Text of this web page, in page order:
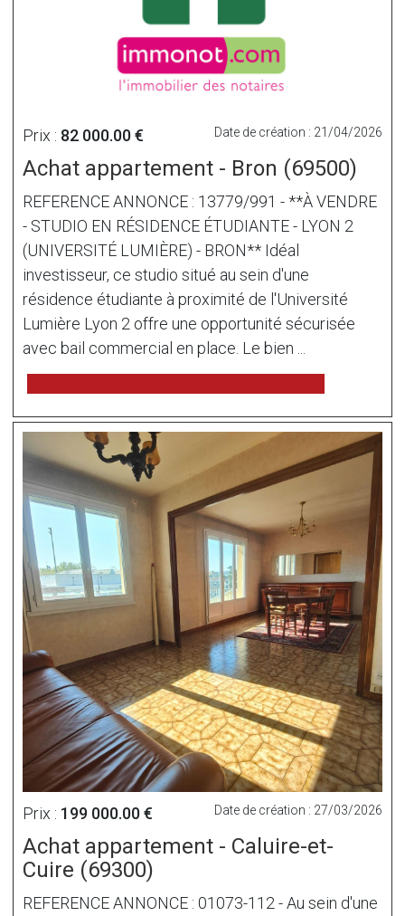
Prix : 82 000.00 € Date de création : 21/04/2026
Achat appartement - Bron (69500)
REFERENCE ANNONCE : 13779/991 - **À VENDRE
- STUDIO EN RÉSIDENCE ÉTUDIANTE - LYON 2
(UNIVERSITÉ LUMIÈRE) - BRON** Idéal
investisseur, ce studio situé au sein d'une
résidence étudiante à proximité de l'Université
Lumière Lyon 2 offre une opportunité sécurisée
avec bail commercial en place. Le bien ...
Prix : 199 000.00 € Date de création : 27/03/2026
Achat appartement - Caluire-et-
Cuire (69300)
REFERENCE ANNONCE : 01073-112 - Au sein d'une